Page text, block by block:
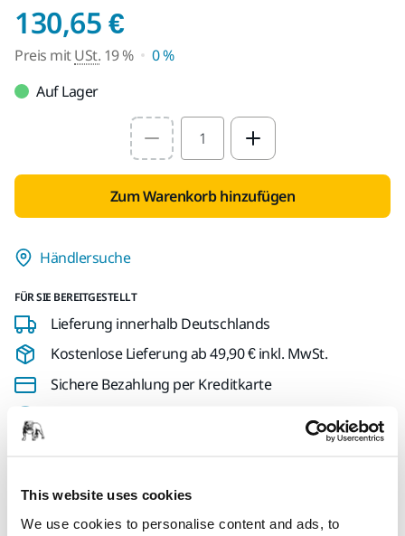
This website uses cookies
We use cookies to personalise content and ads, to
130,65 €Preis mit USt. 19 %
Preis mitUSt. 19 %
0 %
Auf Lager
Select quantity value
Zum Warenkorb hinzufügen
Händlersuche
FÜR SIE BEREITGESTELLT
Lieferung innerhalb Deutschlands
Kostenlose Lieferung ab 49,90 € inkl. MwSt.
Sichere Bezahlung per Kreditkarte
Produktinformationen